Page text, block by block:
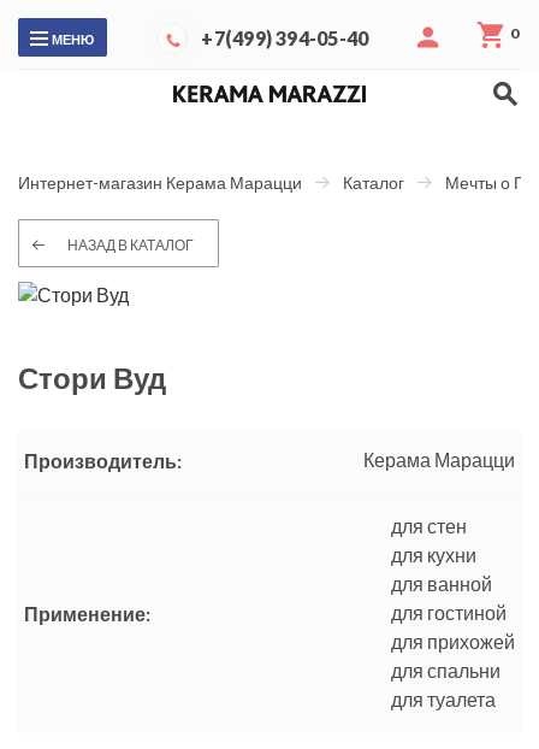
МЕНЮ +7(499) 394-05-40 0
Интернет-магазин Керама Марацци Каталог Мечты о
НАЗАД В КАТАЛОГ
Стори Вуд
Производитель: Керама Марацци
Применение:
для стен
для кухни
для ванной
для гостиной
для прихожей
для спальни
для туалета